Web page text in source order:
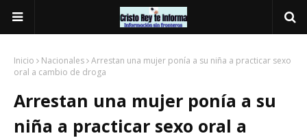
Inicio Nacionales Arrestan una mujer ponía a su niña a practicar sexo
oral a cambio de droga
Arrestan una mujer ponía a su
niña a practicar sexo oral a